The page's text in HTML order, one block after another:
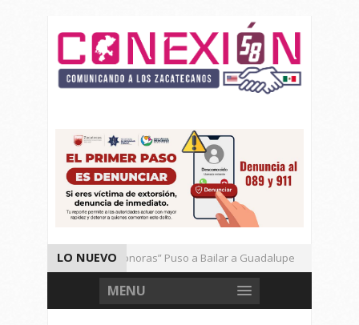
LO NUEVO
El Ritmo de las “Sonoras” Puso a Bailar a Guadalupe
Vencen los Mineros a Correcaminos 95-76
Gran Festival
MENU